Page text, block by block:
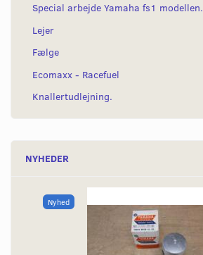
Special arbejde Yamaha fs1 modellen.
Lejer
Fælge
Ecomaxx - Racefuel
Knallertudlejning.
NYHEDER
Nyhed